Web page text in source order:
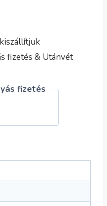
fizetés & Utánvét
fizetés